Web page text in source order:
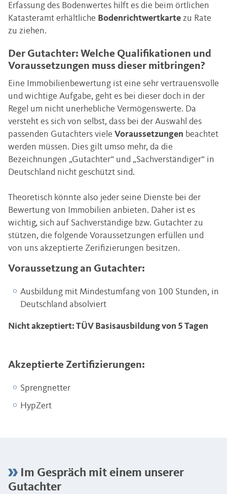
Erfassung des Bodenwertes hilft es die beim örtlichen
Katasteramt erhältliche Bodenrichtwertkarte zu Rate
zu ziehen.
Der Gutachter: Welche Qualifikationen und
Voraussetzungen muss dieser mitbringen?
Eine Immobilienbewertung ist eine sehr vertrauensvolle
und wichtige Aufgabe, geht es bei dieser doch in der
Regel um nicht unerhebliche Vermögenswerte. Da
versteht es sich von selbst, dass bei der Auswahl des
passenden Gutachters viele Voraussetzungen beachtet
werden müssen. Dies gilt umso mehr, da die
Bezeichnungen „Gutachter“ und „Sachverständiger“ in
Deutschland nicht geschützt sind.
Theoretisch könnte also jeder seine Dienste bei der
Bewertung von Immobilien anbieten. Daher ist es
wichtig, sich auf Sachverständige bzw. Gutachter zu
stützen, die folgende Voraussetzungen erfüllen und
von uns akzeptierte Zerifizierungen besitzen.
Voraussetzung an Gutachter:
Ausbildung mit Mindestumfang von 100 Stunden, in
Deutschland absolviert
Nicht akzeptiert: TÜV Basisausbildung von 5 Tagen
Akzeptierte Zertifizierungen:
Sprengnetter
HypZert
Im Gespräch mit einem unserer
Gutachter